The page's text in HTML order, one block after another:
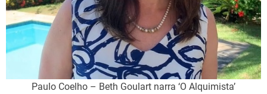
Paulo Coelho – Beth Goulart narra ‘O Alquimista’